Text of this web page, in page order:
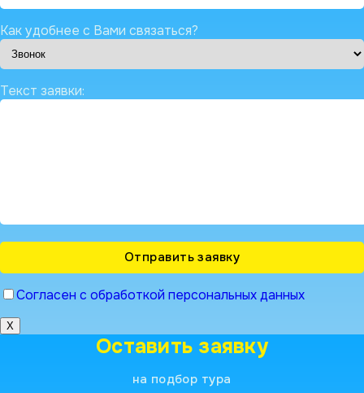
Как удобнее с Вами связаться?
Текст заявки:
Согласен с обработкой персональных данных
X
Оставить заявку
на подбор тура